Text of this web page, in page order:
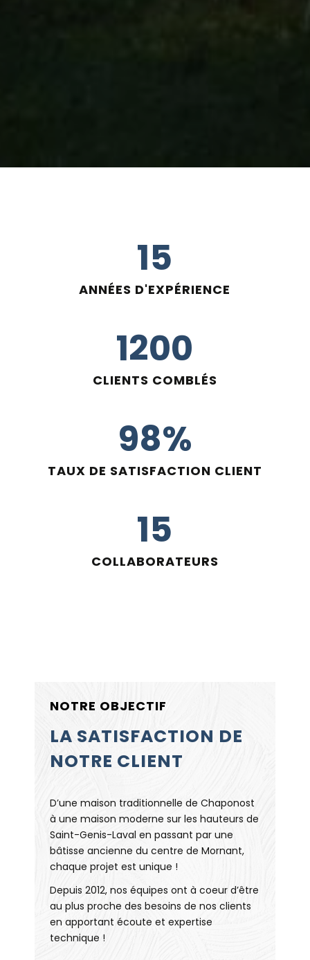
15
ANNÉES D'EXPÉRIENCE
1200
CLIENTS COMBLÉS
98%
TAUX DE SATISFACTION CLIENT
15
COLLABORATEURS
NOTRE OBJECTIF
LA SATISFACTION DE
NOTRE CLIENT
D’une maison traditionnelle de Chaponost
à une maison moderne sur les hauteurs de
Saint-Genis-Laval en passant par une
bâtisse ancienne du centre de Mornant,
chaque projet est unique !
Depuis 2012, nos équipes ont à coeur d’être
au plus proche des besoins de nos clients
en apportant écoute et expertise
technique !